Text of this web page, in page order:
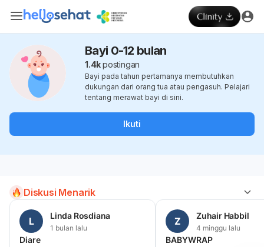
Bayi 0-12 bulan
1.4kpostingan
Bayi pada tahun pertamanya membutuhkan
dukungan dari orang tua atau pengasuh. Pelajari
tentang merawat bayi di sini.
Ikuti
Diskusi Menarik
L Linda Rosdiana
1 bulan lalu
Diare
Z Zuhair Habbil
4 minggu lalu
BABYWRAP